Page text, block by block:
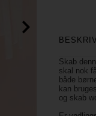
Skab
skal nok
både
kan
og skab